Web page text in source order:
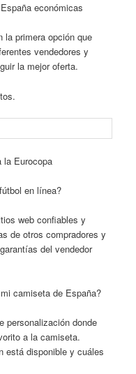
económicas
la primera opción que
vendedores y
la mejor oferta.
la Eurocopa
en línea?
web confiables y
de otros compradores y
del vendedor
camiseta de España?
personalización donde
a la camiseta.
está disponible y cuáles